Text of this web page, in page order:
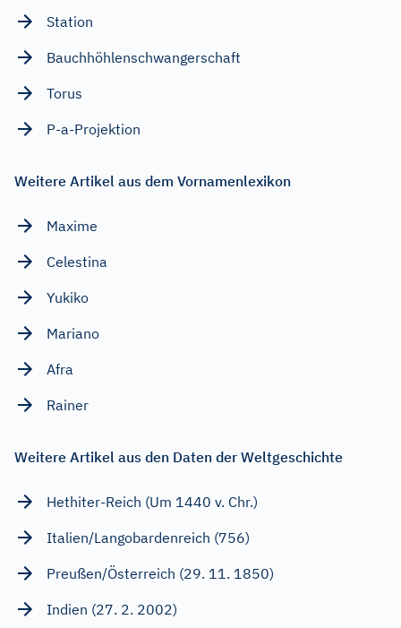
Station
Bauchhöhlenschwangerschaft
Torus
P-a-Projektion
Weitere Artikel aus dem Vornamenlexikon
Maxime
Celestina
Yukiko
Mariano
Afra
Rainer
Weitere Artikel aus den Daten der Weltgeschichte
Hethiter-Reich (Um 1440 v. Chr.)
Italien/Langobardenreich (756)
Preußen/Österreich (29. 11. 1850)
Indien (27. 2. 2002)